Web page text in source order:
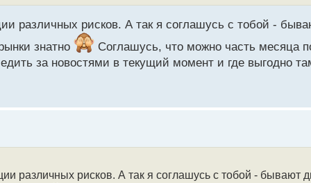
различных рисков. А так я соглашусь с тобой -
знатно
Соглашусь, что можно часть месяца
за новостями в текущий момент и где выгодно
различных рисков. А так я соглашусь с тобой - бывают